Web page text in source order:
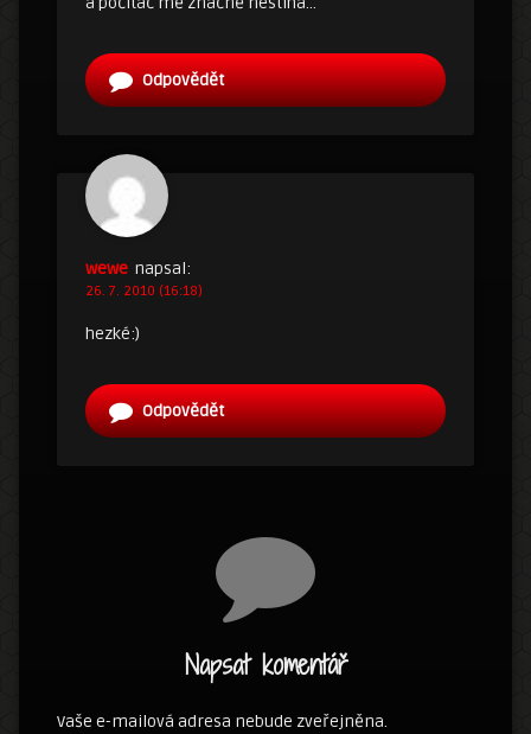
Odpovědět
wewe napsal:
26. 7. 2010 (16:18)
hezké:)
Odpovědět
Napsat komentář
Vaše e-mailová adresa nebude zveřejněna.